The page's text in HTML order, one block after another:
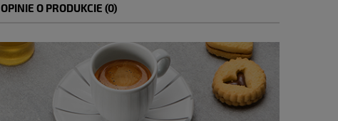
OPINIE O PRODUKCIE (0)